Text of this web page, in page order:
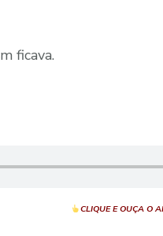
ficava.
CLIQUE E OUÇA O